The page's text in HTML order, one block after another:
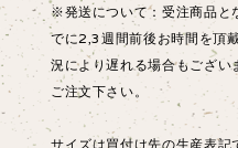
※発送について：受注商品と
でに2,3週間前後お時間を頂
況により遅れる場合もござい
ご注文下さい。
サイズは買付け先の生産表